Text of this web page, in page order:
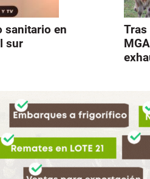
sanitario en
sur
Tras